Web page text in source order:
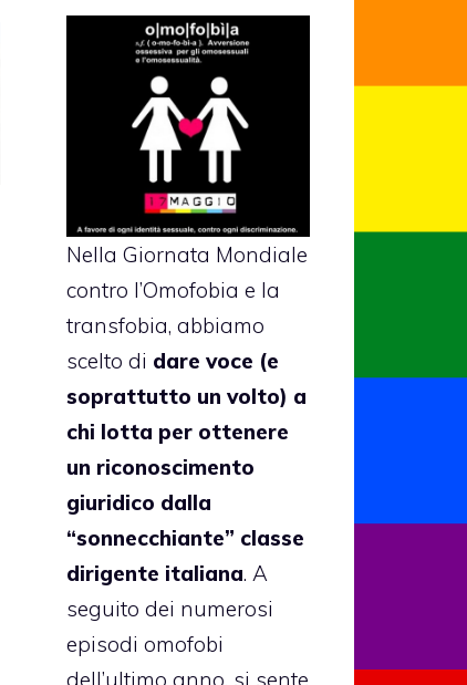
Nella Giornata Mondiale
contro l’Omofobia e la
transfobia, abbiamo
scelto di dare voce (e
soprattutto un volto) a
chi lotta per ottenere
un riconoscimento
giuridico dalla
“sonnecchiante” classe
dirigente italiana. A
seguito dei numerosi
episodi omofobi
dell’ultimo anno, si sente